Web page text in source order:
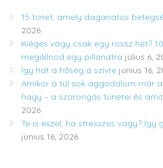
15 tünet, amely daganatos
2026
Kiégés vagy csak egy rossz hét?
megállnod egy pillanatra július 6,
Így hat a hőség a szívre június 16,
Amikor a túl sok aggodalom már
hagy – a szorongás tünetei és
2026
Te is eszel, ha stresszes vagy? Így
június 16, 2026